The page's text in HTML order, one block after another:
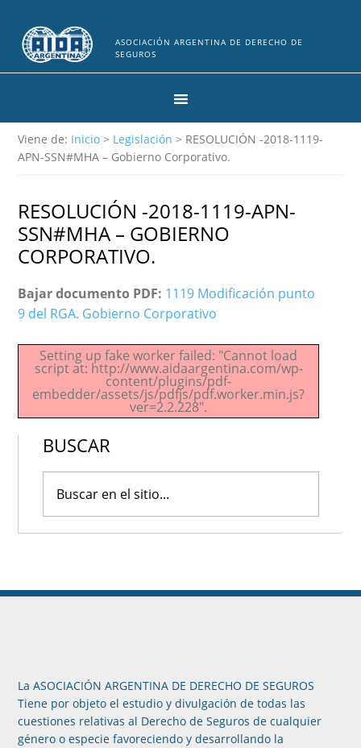
ASOCIACIÓN ARGENTINA DE DERECHO DE
SEGUROS
Viene de: Inicio> Legislación > RESOLUCIÓN -2018-1119-
APN-SSN#MHA – Gobierno Corporativo.
RESOLUCIÓN -2018-1119-APN-
SSN#MHA – GOBIERNO
CORPORATIVO.
Bajar documento PDF: 1119 Modificación punto
9 del RGA. Gobierno Corporativo
Setting up fake worker failed: "Cannot load
script at: http://www.aidaargentina.com/wp-
content/plugins/pdf-
embedder/assets/js/pdfjs/pdf.worker.min.js?
ver=2.2.228".
BUSCAR
La ASOCIACIÓN ARGENTINA DE DERECHO DE SEGUROS
Tiene por objeto el estudio y divulgación de todas las
cuestiones relativas al Derecho de Seguros de cualquier
género o especie favoreciendo y desarrollando la